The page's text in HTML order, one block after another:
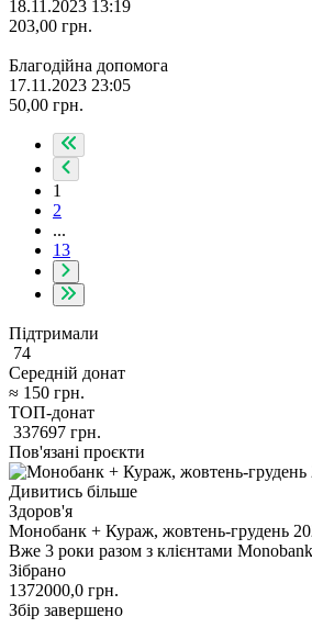
18.11.2023 13:19
203,00 грн.
Благодійна допомога
17.11.2023 23:05
50,00 грн.
1
2
...
13
Підтримали
74
Середній донат
≈ 150 грн.
ТОП-донат
337697 грн.
Пов'язані проєкти
Дивитись більше
Здоров'я
Монобанк + Кураж, жовтень-грудень
Вже 3 роки разом з клієнтами
Зібрано
1372000,0 грн.
Збір завершено